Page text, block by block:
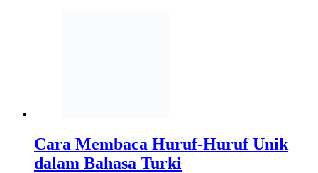
Cara Membaca Huruf-Huruf Unik
dalam Bahasa Turki